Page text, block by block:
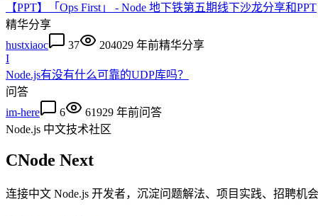
【PPT】「Ops First」 - Node 地下铁第五期线下沙龙分享和PPT
精华分享
hustxiaoc
37 204029 年前精华分享
I
Node.js有没有什么可靠的UDP库吗？
问答
im-here
6 61929 年前问答
Node.js 中文技术社区
CNode Next
连接中文 Node.js 开发者，沉淀问题解法、项目实践、招聘机会